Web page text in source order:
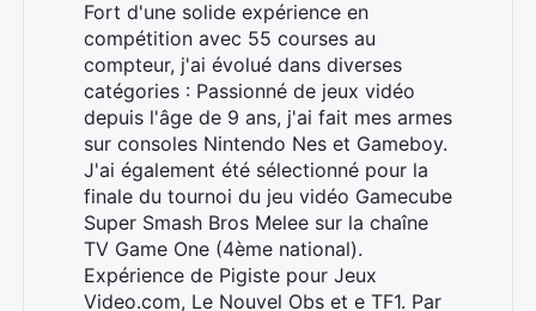
Fort d'une solide expérience en
compétition avec 55 courses au
compteur, j'ai évolué dans diverses
catégories : Passionné de jeux vidéo
depuis l'âge de 9 ans, j'ai fait mes armes
sur consoles Nintendo Nes et Gameboy.
J'ai également été sélectionné pour la
finale du tournoi du jeu vidéo Gamecube
Super Smash Bros Melee sur la chaîne
TV Game One (4ème national).
Expérience de Pigiste pour Jeux
Video.com, Le Nouvel Obs et e TF1. Par